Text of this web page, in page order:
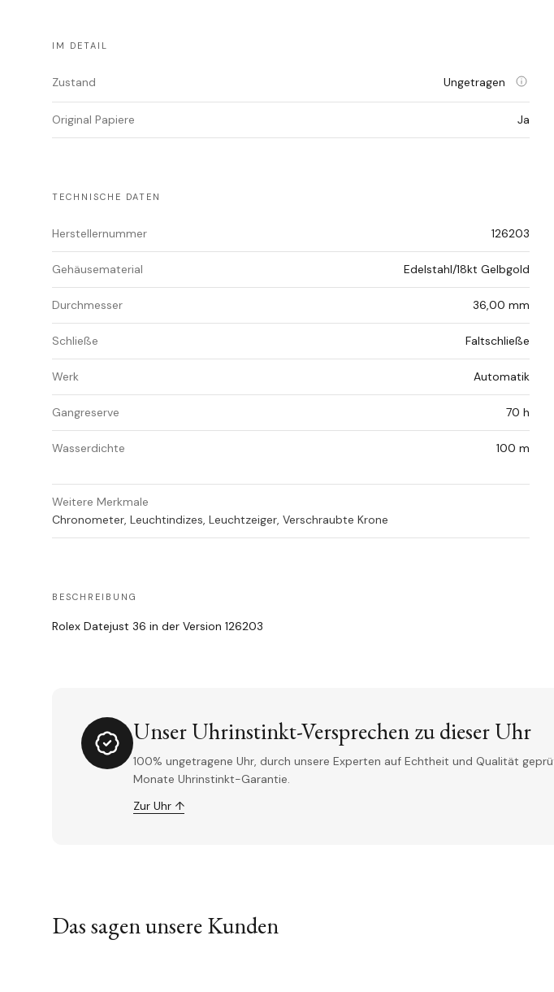
IM DETAIL
Zustand Ungetragen
Original Papiere Ja
TECHNISCHE DATEN
Herstellernummer 126203
Gehäusematerial Edelstahl/18kt Gelbgold
Durchmesser 36,00 mm
Schließe Faltschließe
Werk Automatik
Gangreserve 70 h
Wasserdichte 100 m
Weitere Merkmale
Chronometer, Leuchtindizes, Leuchtzeiger, Verschraubte Krone
BESCHREIBUNG
Rolex Datejust 36 in der Version 126203
Unser Uhrinstinkt-Versprechen zu dieser Uhr
100% ungetragene Uhr, durch unsere Experten auf Echtheit und Qualität
Monate Uhrinstinkt-Garantie.
Zur Uhr ↑
Das sagen unsere Kunden